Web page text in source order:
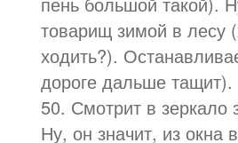
товарищ зимой в лесу
ходить?).
дороге дальше тащит).
50. Смотрит в зеркало
Ну, он значит, из окна